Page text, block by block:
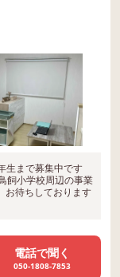
まで募集中です
飼小学校周辺の事業
お待ちしております
電話で聞く
050-1808-7853